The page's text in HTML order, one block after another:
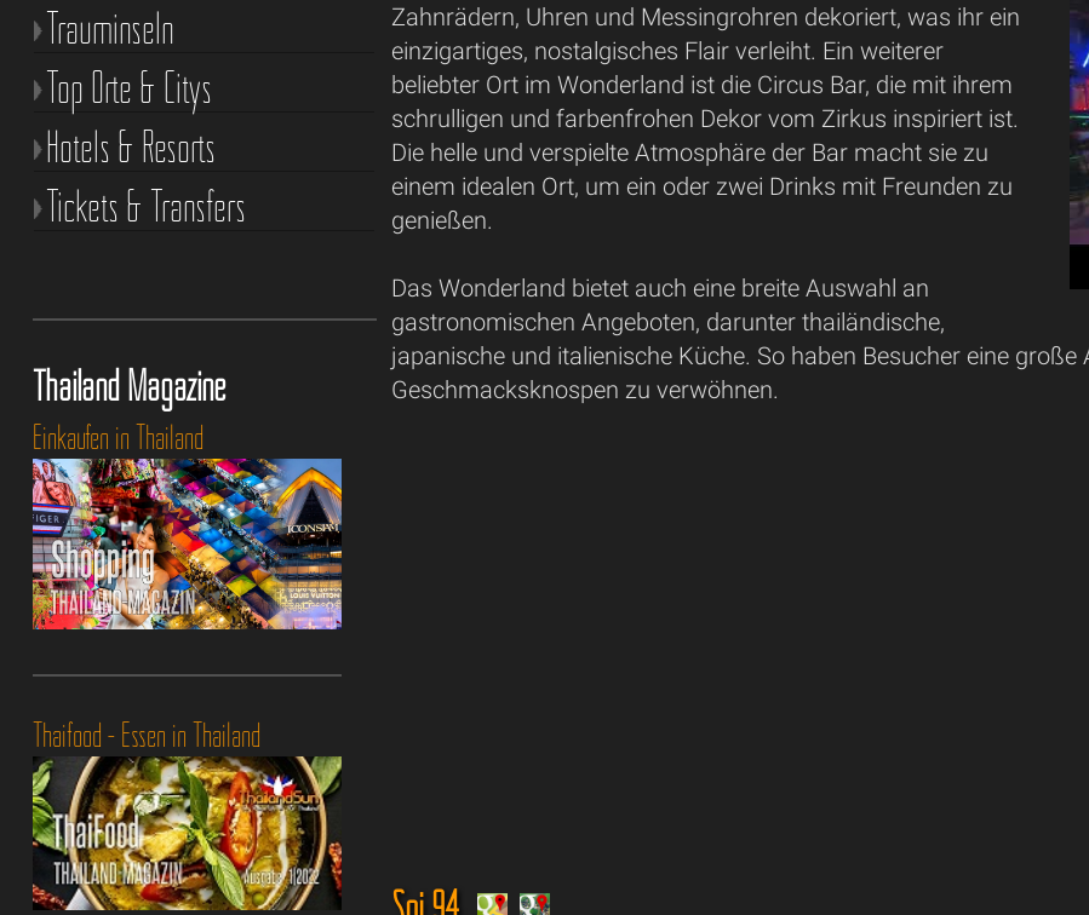
Zahnrädern, Uhren und Messingrohren dekoriert, was ihr ein
einzigartiges, nostalgisches Flair verleiht. Ein weiterer
beliebter Ort im Wonderland ist die Circus Bar, die mit ihrem
schrulligen und farbenfrohen Dekor vom Zirkus inspiriert ist.
Die helle und verspielte Atmosphäre der Bar macht sie zu
einem idealen Ort, um ein oder zwei Drinks mit Freunden zu
genießen.
Das Wonderland bietet auch eine breite Auswahl an
gastronomischen Angeboten, darunter thailändische,
japanische und italienische Küche. So haben Besucher eine
Geschmacksknospen zu verwöhnen.
Trauminseln
Top Orte & Citys
Hotels & Resorts
Tickets & Transfers
Thailand Magazine
Einkaufen in Thailand
Thaifood - Essen in Thailand